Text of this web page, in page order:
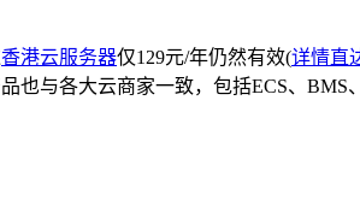
香港云服务器仅129元/年仍然有效(详情直
也与各大云商家一致，包括ECS、